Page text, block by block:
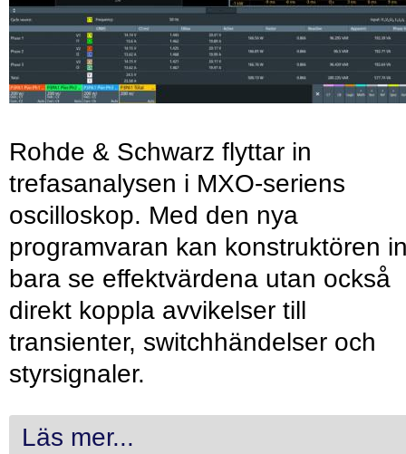
Rohde & Schwarz flyttar in
trefasanalysen i MXO-seriens
oscilloskop. Med den nya
programvaran kan konstruktören
bara se effektvärdena utan också
direkt koppla avvikelser till
transienter, switchhändelser och
styrsignaler.
Läs mer...